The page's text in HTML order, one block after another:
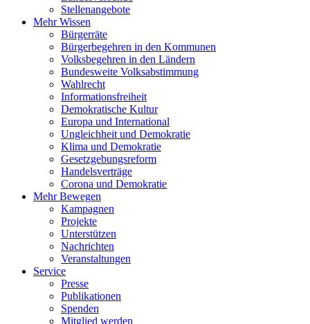
Stellenangebote
Mehr Wissen
Bürgerräte
Bürgerbegehren in den Kommunen
Volksbegehren in den Ländern
Bundesweite Volksabstimmung
Wahlrecht
Informationsfreiheit
Demokratische Kultur
Europa und International
Ungleichheit und Demokratie
Klima und Demokratie
Gesetzgebungsreform
Handelsverträge
Corona und Demokratie
Mehr Bewegen
Kampagnen
Projekte
Unterstützen
Nachrichten
Veranstaltungen
Service
Presse
Publikationen
Spenden
Mitglied werden